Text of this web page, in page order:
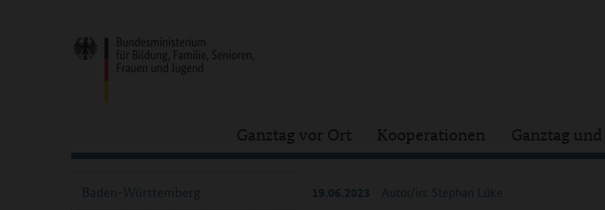
Ganztag vor Ort Kooperationen Ganztag
19.06.2023 Autor/in: Stephan Lüke
Baden-Württemberg